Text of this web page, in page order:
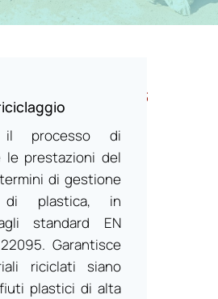
di RecyClass
il processo di
le prestazioni del
di gestione
plastica, in
standard EN
Garantisce
riciclati siano
plastici di alta